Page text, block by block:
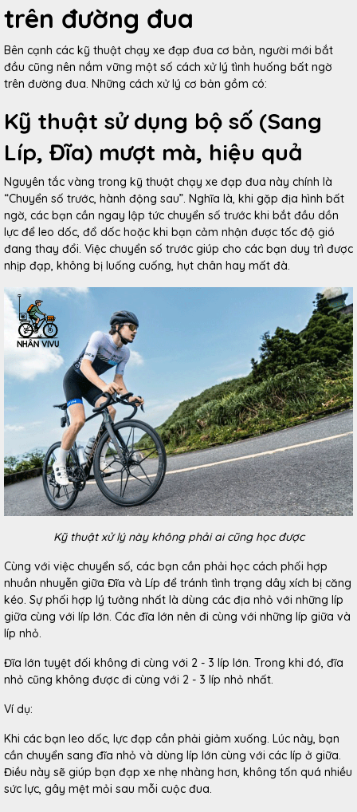
trên đường đua
Bên cạnh các kỹ thuật chạy xe đạp đua cơ bản, người mới bắt
đầu cũng nên nắm vững một số cách xử lý tình huống bất ngờ
trên đường đua. Những cách xử lý cơ bản gồm có:
Kỹ thuật sử dụng bộ số (Sang
Líp, Đĩa) mượt mà, hiệu quả
Nguyên tắc vàng trong kỹ thuật chạy xe đạp đua này chính là
“Chuyển số trước, hành động sau”. Nghĩa là, khi gặp địa hình bất
ngờ, các bạn cần ngay lập tức chuyển số trước khi bắt đầu dồn
lực để leo dốc, đổ dốc hoặc khi bạn cảm nhận được tốc độ gió
đang thay đổi. Việc chuyển số trước giúp cho các bạn duy trì được
nhịp đạp, không bị luống cuống, hụt chân hay mất đà.
Kỹ thuật xử lý này không phải ai cũng học được
Cùng với việc chuyển số, các bạn cần phải học cách phối hợp
nhuần nhuyễn giữa Đĩa và Líp để tránh tình trạng dây xích bị căng
kéo. Sự phối hợp lý tưởng nhất là dùng các địa nhỏ với những líp
giữa cùng với líp lớn. Các đĩa lớn nên đi cùng với những líp giữa và
líp nhỏ.
Đĩa lớn tuyệt đối không đi cùng với 2 - 3 líp lớn. Trong khi đó, đĩa
nhỏ cũng không được đi cùng với 2 - 3 líp nhỏ nhất.
Ví dụ:
Khi các bạn leo dốc, lực đạp cần phải giảm xuống. Lúc này, bạn
cần chuyển sang đĩa nhỏ và dùng líp lớn cùng với các líp ở giữa.
Điều này sẽ giúp bạn đạp xe nhẹ nhàng hơn, không tốn quá nhiều
sức lực, gây mệt mỏi sau mỗi cuộc đua.